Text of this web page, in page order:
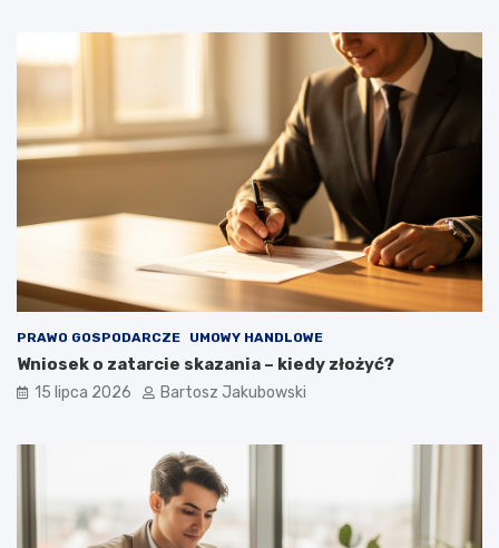
PRAWO GOSPODARCZE UMOWY HANDLOWE
Wniosek o zatarcie skazania – kiedy złożyć?
15 lipca 2026 Bartosz Jakubowski